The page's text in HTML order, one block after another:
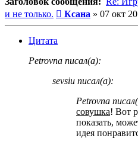
и не только.
Сообщение
Ксана » 07 окт
Цитата
Petrovna писал(а):
sevsiu писал(а):
Petrovna
совушка! Вот
показать,
идея